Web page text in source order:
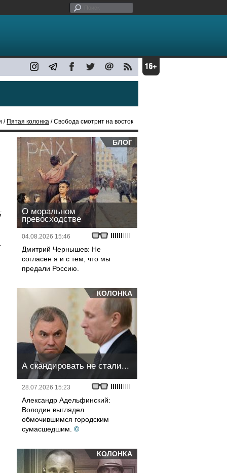
/ Пятая колонка / Свобода смотрит на восток
БЛОГ
О моральном
превосходстве
04.08.2026 15:46
Дмитрий Чернышев: Не
согласен я и с тем, что мы
предали Россию.
КОЛОНКА
А скандировать не стали...
28.07.2026 15:23
Александр Адельфинский:
Володин выглядел
обмочившимся городским
сумасшедшим. ©
КОЛОНКА